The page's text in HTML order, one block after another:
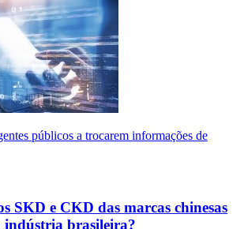
públicos a trocarem informações de
SKD e CKD das marcas chinesas
indústria brasileira?